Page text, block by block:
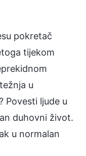
pokretač
tijekom
u
Povesti ljude u
duhovni život.
u normalan